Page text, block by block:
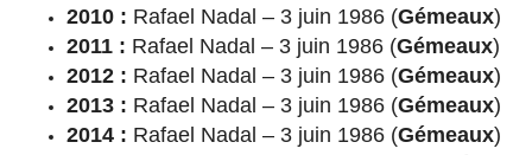
2010 : Rafael Nadal – 3 juin 1986 (Gémeaux)
2011 : Rafael Nadal – 3 juin 1986 (Gémeaux)
2012 : Rafael Nadal – 3 juin 1986 (Gémeaux)
2013 : Rafael Nadal – 3 juin 1986 (Gémeaux)
2014 : Rafael Nadal – 3 juin 1986 (Gémeaux)